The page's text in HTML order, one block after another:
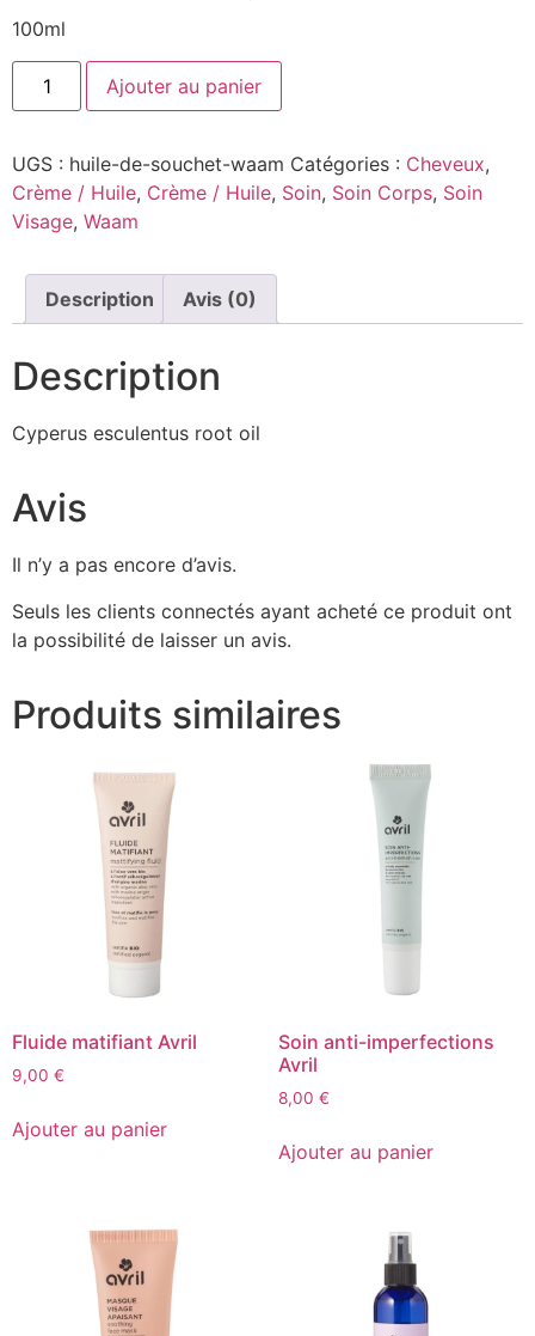
100ml
Ajouter au panier
UGS : huile-de-souchet-waam Catégories : Cheveux,
Crème / Huile, Crème / Huile, Soin, Soin Corps, Soin
Visage, Waam
Description Avis (0)
Description
Cyperus esculentus root oil
Avis
Il n’y a pas encore d’avis.
Seuls les clients connectés ayant acheté ce produit ont
la possibilité de laisser un avis.
Produits similaires
Fluide matifiant Avril
9,00 €
Ajouter au panier
Soin anti-imperfections
Avril
8,00 €
Ajouter au panier